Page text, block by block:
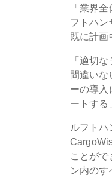
「業界
フトハン
既に計画
「適切
間違い
ーの導入
ートする
ルフトハ
ことが
ン内の